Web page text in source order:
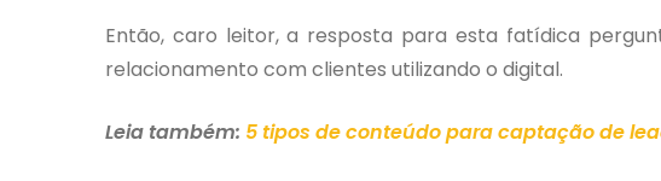
Então, caro leitor, a resposta para esta fatídica
relacionamento com clientes utilizando o digital.
Leia também: 5 tipos de conteúdo para captação de